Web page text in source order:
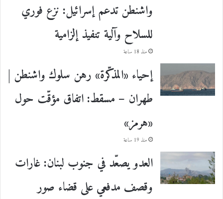
واشنطن تدعم إسرائيل: نزع فوري
للسلاح وآلية تنفيذ إلزامية
منذ 18 ساعة
إحياء «المذكّرة» رهن سلوك واشنطن |
طهران – مسقط: اتفاق مؤقّت حول
«هرمز»
منذ 19 ساعة
العدو يصعّد في جنوب لبنان: غارات
وقصف مدفعي على قضاء صور